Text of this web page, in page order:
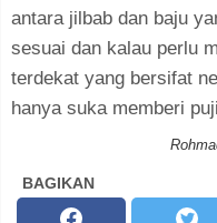
antara jilbab dan baju
sesuai dan kalau perlu
terdekat yang bersifat
hanya suka memberi
BAGIKAN